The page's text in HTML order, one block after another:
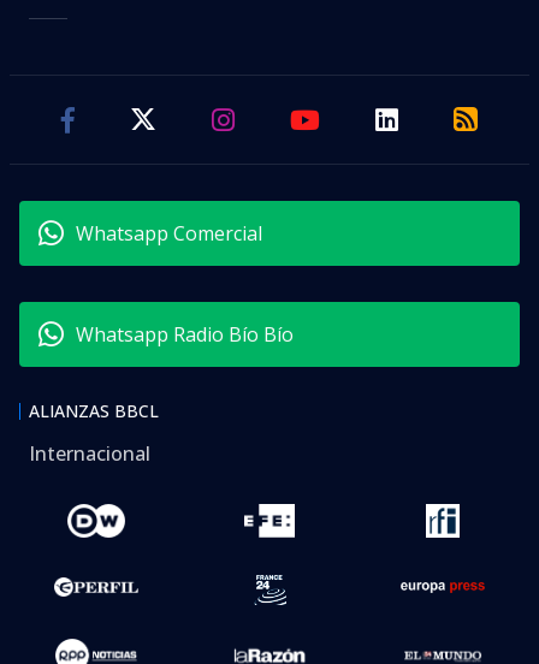
Whatsapp Comercial
Whatsapp Radio Bío Bío
ALIANZAS BBCL
Internacional